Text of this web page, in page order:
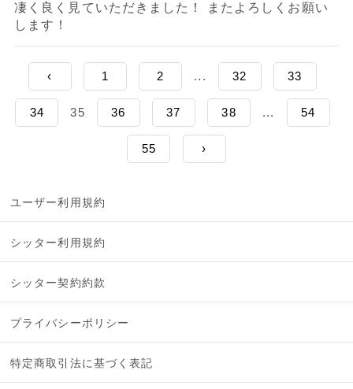
凄く良く見ていただきました！ またよろしくお願い
します！
‹ 1 2 ... 32 33
34 35 36 37 38 ... 54
55 ›
ユーザー利用規約
シッター利用規約
シッター契約約款
プライバシーポリシー
特定商取引法に基づく表記